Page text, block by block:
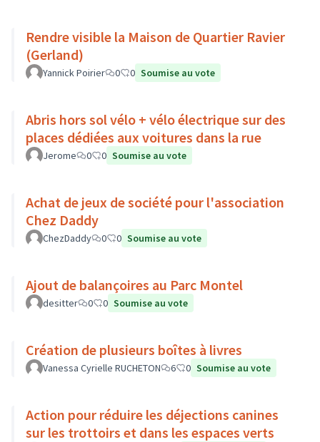
Rendre visible la Maison de Quartier Ravier
(Gerland)
Yannick Poirier 0 0 Soumise au vote
Abris hors sol vélo + vélo électrique sur des
places dédiées aux voitures dans la rue
Jerome 0 0 Soumise au vote
Achat de jeux de société pour l'association
Chez Daddy
ChezDaddy 0 0 Soumise au vote
Ajout de balançoires au Parc Montel
desitter 0 0 Soumise au vote
Création de plusieurs boîtes à livres
Vanessa Cyrielle RUCHETON 6 0 Soumise au vote
Action pour réduire les déjections canines
sur les trottoirs et dans les espaces verts